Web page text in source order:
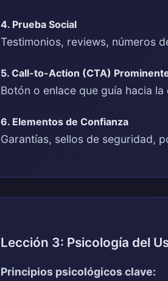
4. Prueba Social
Testimonios, reviews, números
5. Call-to-Action (CTA)
Botón o enlace que guía hacia la
6. Elementos de Confianza
Garantías, sellos de seguridad,
Lección 3: Psicología del
Principios psicológicos clave: